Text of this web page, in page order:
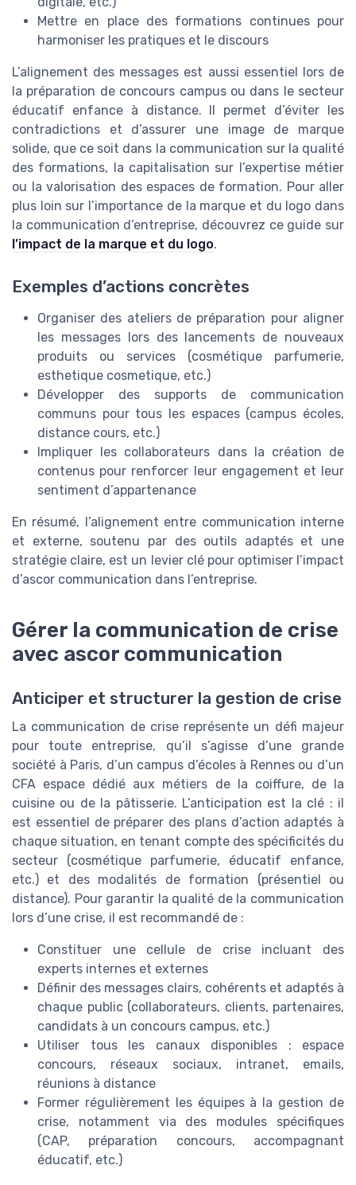
Mettre en place des formations continues pour
harmoniser les pratiques et le discours
L’alignement des messages est aussi essentiel lors de
la préparation de concours campus ou dans le secteur
éducatif enfance à distance. Il permet d’éviter les
contradictions et d’assurer une image de marque
solide, que ce soit dans la communication sur la qualité
des formations, la capitalisation sur l’expertise métier
ou la valorisation des espaces de formation. Pour aller
plus loin sur l’importance de la marque et du logo dans
la communication d’entreprise, découvrez ce guide sur
l’impact de la marque et du logo.
Exemples d’actions concrètes
Organiser des ateliers de préparation pour aligner
les messages lors des lancements de nouveaux
produits ou services (cosmétique parfumerie,
esthetique cosmetique, etc.)
Développer des supports de communication
communs pour tous les espaces (campus écoles,
distance cours, etc.)
Impliquer les collaborateurs dans la création de
contenus pour renforcer leur engagement et leur
sentiment d’appartenance
En résumé, l’alignement entre communication interne
et externe, soutenu par des outils adaptés et une
stratégie claire, est un levier clé pour optimiser l’impact
d’ascor communication dans l’entreprise.
Gérer la communication de crise
avec ascor communication
Anticiper et structurer la gestion de crise
La communication de crise représente un défi majeur
pour toute entreprise, qu’il s’agisse d’une grande
société à Paris, d’un campus d’écoles à Rennes ou d’un
CFA espace dédié aux métiers de la coiffure, de la
cuisine ou de la pâtisserie. L’anticipation est la clé : il
est essentiel de préparer des plans d’action adaptés à
chaque situation, en tenant compte des spécificités du
secteur (cosmétique parfumerie, éducatif enfance,
etc.) et des modalités de formation (présentiel ou
distance). Pour garantir la qualité de la communication
lors d’une crise, il est recommandé de :
Constituer une cellule de crise incluant des
experts internes et externes
Définir des messages clairs, cohérents et adaptés à
chaque public (collaborateurs, clients, partenaires,
candidats à un concours campus, etc.)
Utiliser tous les canaux disponibles : espace
concours, réseaux sociaux, intranet, emails,
réunions à distance
Former régulièrement les équipes à la gestion de
crise, notamment via des modules spécifiques
(CAP, préparation concours, accompagnant
éducatif, etc.)